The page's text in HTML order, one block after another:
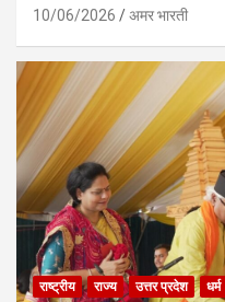
10/06/2026 अमर भारती
राष्ट्रीय राज्य उत्तर प्रदेश धर्म